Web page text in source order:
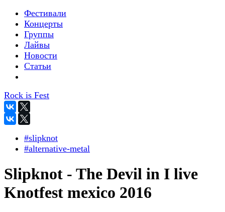
Фестивали
Концерты
Группы
Лайвы
Новости
Статьи
Rock is Fest
#slipknot
#alternative-metal
Slipknot - The Devil in I live
Knotfest mexico 2016